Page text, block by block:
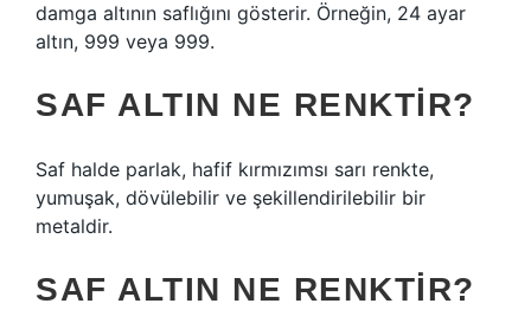
damga altının saflığını gösterir. Örneğin, 24 ayar
altın, 999 veya 999.
SAF ALTIN NE RENKTIR?
Saf halde parlak, hafif kırmızımsı sarı renkte,
yumuşak, dövülebilir ve şekillendirilebilir bir
metaldir.
SAF ALTIN NE RENKTIR?